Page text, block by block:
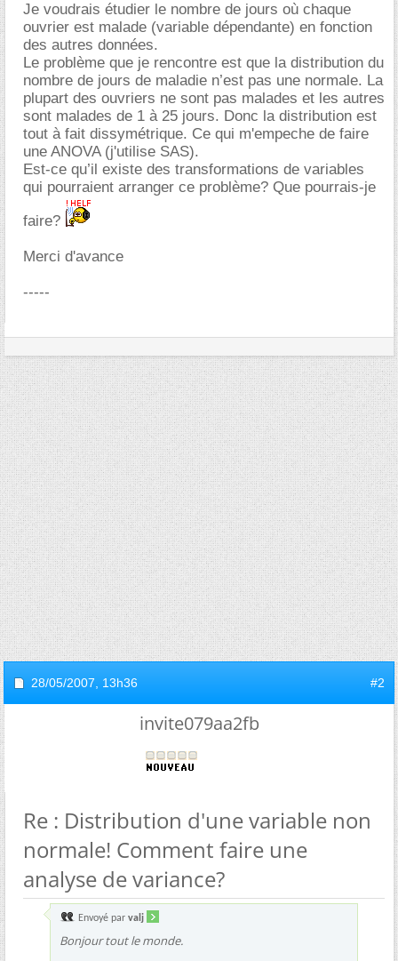
Je voudrais étudier le nombre de jours où chaque
ouvrier est malade (variable dépendante) en fonction
des autres données.
Le problème que je rencontre est que la distribution du
nombre de jours de maladie n’est pas une normale. La
plupart des ouvriers ne sont pas malades et les autres
sont malades de 1 à 25 jours. Donc la distribution est
tout à fait dissymétrique. Ce qui m'empeche de faire
une ANOVA (j'utilise SAS).
Est-ce qu’il existe des transformations de variables
qui pourraient arranger ce problème? Que pourrais-je
faire?
Merci d'avance
-----
28/05/2007, 13h36 #2
invite079aa2fb
Re : Distribution d'une variable non
normale! Comment faire une
analyse de variance?
Envoyé par valj
Bonjour tout le monde.